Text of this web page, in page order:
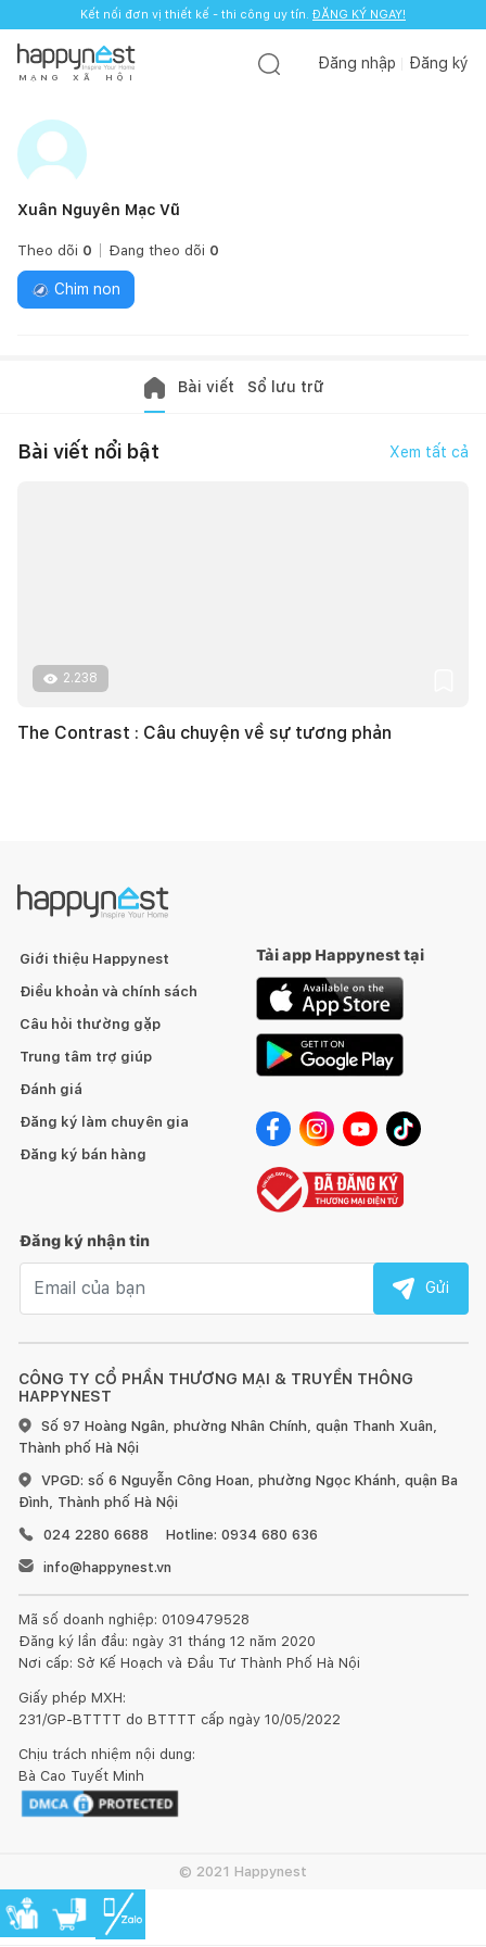
Kết nối đơn vị thiết kế - thi công uy tín. ĐĂNG KÝ NGAY!
M Ạ N G X Ã H Ộ I
Đăng nhập Đăng ký
Xuân Nguyên Mạc Vũ
Theo dõi 0 Đang theo dõi 0
Chim non
Bài viết Sổ lưu trữ
Bài viết nổi bật Xem tất cả
2.238
The Contrast : Câu chuyện về sự tương phản
CÔNG TY CỔ PHẦN THƯƠNG MẠI & TRUYỀN THÔNG
HAPPYNEST
Số 97 Hoàng Ngân, phường Nhân Chính, quận Thanh Xuân,
Thành phố Hà Nội
VPGD: số 6 Nguyễn Công Hoan, phường Ngọc Khánh, quận Ba
Đình, Thành phố Hà Nội
024 2280 6688
Hotline: 0934 680 636
info@happynest.vn
Mã số doanh nghiệp: 0109479528
Đăng ký lần đầu: ngày 31 tháng 12 năm 2020
Nơi cấp: Sở Kế Hoạch và Đầu Tư Thành Phố Hà Nội
Giấy phép MXH:
231/GP-BTTTT do BTTTT cấp ngày 10/05/2022
Chịu trách nhiệm nội dung:
Bà Cao Tuyết Minh
Giới thiệu Happynest
Điều khoản và chính sách
Câu hỏi thường gặp
Trung tâm trợ giúp
Đánh giá
Đăng ký làm chuyên gia
Đăng ký bán hàng
Tải app Happynest tại
Đăng ký nhận tin
Gửi
© 2021 Happynest